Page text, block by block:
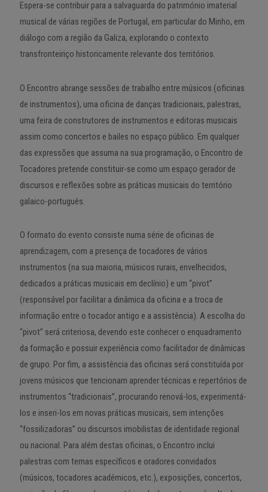
Espera-se contribuir para a salvaguarda do património imaterial
musical de várias regiões de Portugal, em particular do Minho, em
diálogo com a região da Galiza, explorando o contexto
transfronteiriço historicamente relevante dos territórios.
O Encontro abrange sessões de trabalho entre músicos (oficinas
de instrumentos), uma oficina de danças tradicionais, palestras,
uma feira de construtores de instrumentos e editoras musicais
assim como concertos e bailes no espaço público. Em qualquer
das expressões que assuma na sua programação, o Encontro de
Tocadores pretende constituir-se como um espaço gerador de
discursos e reflexões sobre as práticas musicais do território
galaico-português.
O formato do evento consiste numa série de oficinas de
aprendizagem, com a presença de tocadores de vários
instrumentos (na sua maioria, músicos rurais, envelhecidos,
dedicados a práticas musicais em declínio) e um “pivot”
(responsável por facilitar a dinâmica da oficina e a troca de
informação entre o tocador antigo e a assistência). A escolha do
“pivot” será criteriosa, devendo este conhecer o enquadramento
da formação e possuir experiência como facilitador de dinâmicas
de grupo. Por fim, a assistência das oficinas será constituída por
jovens músicos que tencionam aprender técnicas e repertórios de
instrumentos “tradicionais”, procurando renová-los, experimentá-
los e inseri-los em novas práticas musicais, sem intenções
“fossilizadoras” ou discursos imobilistas de identidade regional
ou nacional. Para além destas oficinas, o Encontro inclui
palestras com temas específicos e oradores convidados
(músicos, tocadores académicos, etc.), exposições, concertos,